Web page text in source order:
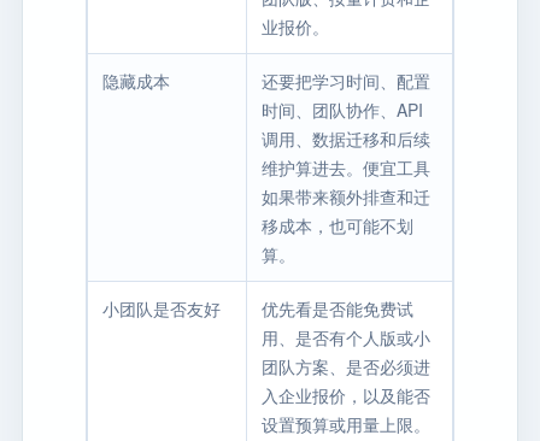
业报价。
隐藏成本
还要把学习时间、配置
时间、团队协作、API
调用、数据迁移和后续
维护算进去。便宜工具
如果带来额外排查和迁
移成本，也可能不划
算。
小团队是否友好
优先看是否能免费试
用、是否有个人版或小
团队方案、是否必须进
入企业报价，以及能否
设置预算或用量上限。